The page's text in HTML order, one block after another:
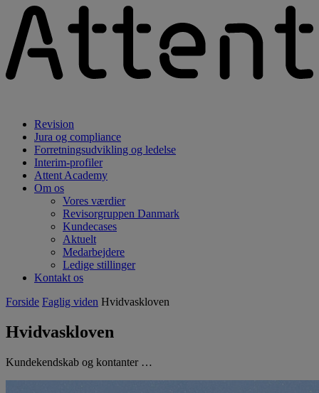
Revision
Jura og compliance
Forretningsudvikling og ledelse
Interim-profiler
Attent Academy
Om os
Vores værdier
Revisorgruppen Danmark
Kundecases
Aktuelt
Medarbejdere
Ledige stillinger
Kontakt os
Forside Faglig viden Hvidvaskloven
Hvidvaskloven
Kundekendskab og kontanter …